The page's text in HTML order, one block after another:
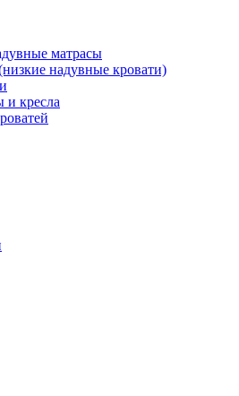
матрасы
надувные кровати)
кресла